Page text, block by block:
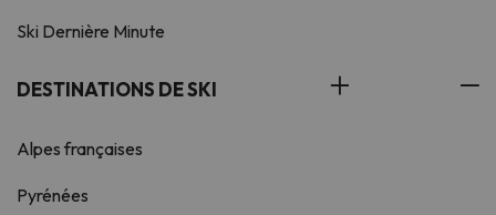
Ski Dernière Minute
DESTINATIONS DE SKI
Alpes françaises
Pyrénées